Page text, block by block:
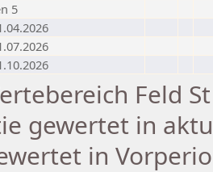
5
Feld
gewertet in
in